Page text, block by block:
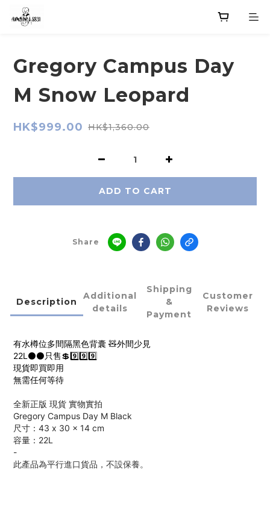
Gregory Campus Day
M Snow Leopard
HK$999.00 HK$1,360.00
ADD TO CART
Share
Description
Additional
details
Shipping
&
Payment
Customer
Reviews
有水樽位多間隔黑色背囊 🧸外間少見
22L⚫️⚫️只售💲9️⃣9️⃣9️⃣
現貨即買即用
無需任何等待
全新正版 現貨 實物實拍
Gregory Campus Day M Black
尺寸：43 x 30 x 14 cm
容量：22L
-
此產品為平行進口貨品，不設保養。